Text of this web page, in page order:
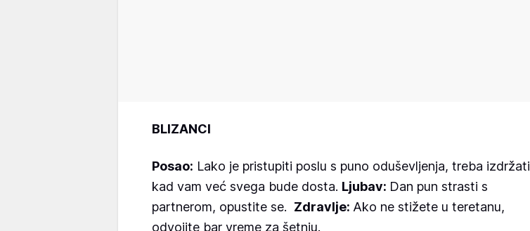
BLIZANCI
Posao: Lako je pristupiti poslu s puno oduševljenja, treba izdržati
kad vam već svega bude dosta. Ljubav: Dan pun strasti s
partnerom, opustite se. Zdravlje: Ako ne stižete u teretanu,
odvojite bar vreme za šetnju.